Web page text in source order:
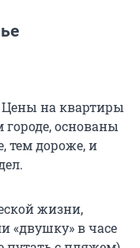
на квартиры
основаны
тем дороже, и
жизни,
«двушку» в часе